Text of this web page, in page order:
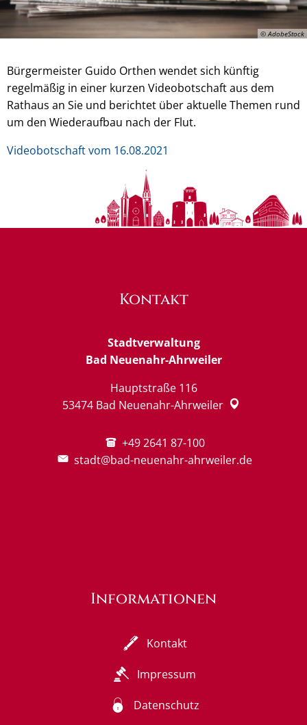
© AdobeStock
Bürgermeister Guido Orthen wendet sich künftig
regelmäßig in einer kurzen Videobotschaft aus dem
Rathaus an Sie und berichtet über aktuelle Themen rund
um den Wiederaufbau nach der Flut.
Videobotschaft vom 16.08.2021
Kontakt
Stadtverwaltung
Bad Neuenahr-Ahrweiler
Hauptstraße 116
53474 Bad Neuenahr-Ahrweiler
+49 2641 87-100
stadt@bad-neuenahr-ahrweiler.de
Informationen
Kontakt
Impressum
Datenschutz